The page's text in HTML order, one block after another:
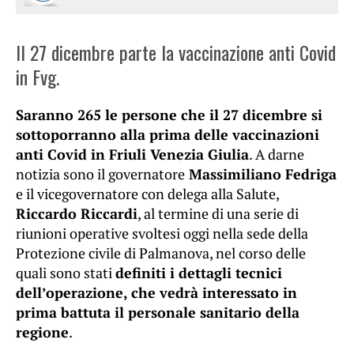
Il 27 dicembre parte la vaccinazione anti Covid
in Fvg.
Saranno 265 le persone che il 27 dicembre si
sottoporranno alla prima delle vaccinazioni
anti Covid in Friuli Venezia Giulia. A darne
notizia sono il governatore Massimiliano Fedriga
e il vicegovernatore con delega alla Salute,
Riccardo Riccardi, al termine di una serie di
riunioni operative svoltesi oggi nella sede della
Protezione civile di Palmanova, nel corso delle
quali sono statidefiniti i dettagli tecnici
dell’operazione, che vedrà interessato in
prima battuta il personale sanitario della
regione.